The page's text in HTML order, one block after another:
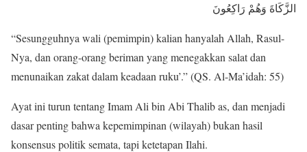
الزَّكَاةَ وَهُمْ رَاكِعُونَ
“Sesungguhnya wali (pemimpin) kalian hanyalah Allah, Rasul-
Nya, dan orang-orang beriman yang menegakkan salat dan
menunaikan zakat dalam keadaan ruku’.” (QS. Al-Ma’idah: 55)
Ayat ini turun tentang Imam Ali bin Abi Thalib as, dan menjadi
dasar penting bahwa kepemimpinan (wilayah) bukan hasil
konsensus politik semata, tapi ketetapan Ilahi.